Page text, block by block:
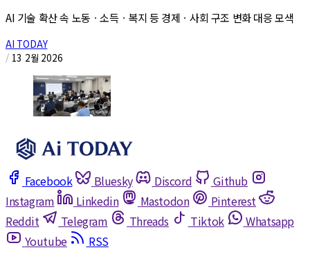
AI 기술 확산 속 노동ㆍ소득ㆍ복지 등 경제ㆍ사회 구조 변화 대응 모색
AI TODAY
/ 13 2월 2026
Facebook Bluesky Discord
Github
Instagram
Linkedin Mastodon
Pinterest
Reddit
Telegram Threads Tiktok
Whatsapp
Youtube
RSS